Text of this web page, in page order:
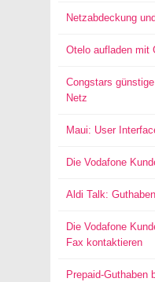
Netzabdeckung
Otelo aufladen mit
Congstars
Netz
Maui: User
Die Vodafone
Aldi Talk:
Die Vodafone
Fax kontaktieren
Prepaid-Guthaben